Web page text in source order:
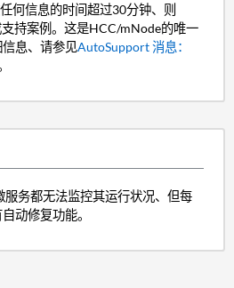
何信息的时间超过30分钟、则
持案例。这是HCC/mNode的唯一
息、请参见AutoSupport 消息：
务都无法监控其运行状况、但每
动修复功能。